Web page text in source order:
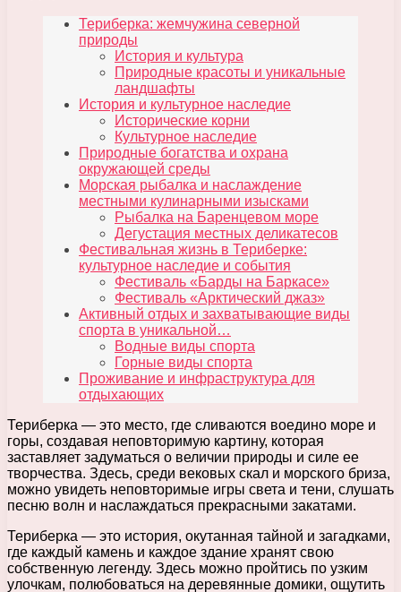
Териберка: жемчужина северной
природы
История и культура
Природные красоты и уникальные
ландшафты
История и культурное наследие
Исторические корни
Культурное наследие
Природные богатства и охрана
окружающей среды
Морская рыбалка и наслаждение
местными кулинарными изысками
Рыбалка на Баренцевом море
Дегустация местных деликатесов
Фестивальная жизнь в Териберке:
культурное наследие и события
Фестиваль «Барды на Баркасе»
Фестиваль «Арктический джаз»
Активный отдых и захватывающие виды
спорта в уникальной…
Водные виды спорта
Горные виды спорта
Проживание и инфраструктура для
отдыхающих
Териберка — это место, где сливаются воедино море и
горы, создавая неповторимую картину, которая
заставляет задуматься о величии природы и силе ее
творчества. Здесь, среди вековых скал и морского бриза,
можно увидеть неповторимые игры света и тени, слушать
песню волн и наслаждаться прекрасными закатами.
Териберка — это история, окутанная тайной и загадками,
где каждый камень и каждое здание хранят свою
собственную легенду. Здесь можно пройтись по узким
улочкам, полюбоваться на деревянные домики, ощутить